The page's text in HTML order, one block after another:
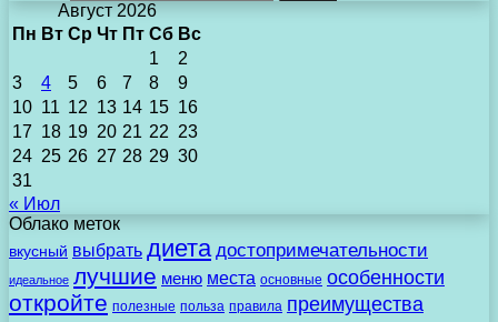
Август 2026
Пн Вт Ср Чт Пт Сб Вс
1
2
3
4 5 6 7 8
9
10 11 12 13 14 15 16
17 18 19 20 21 22 23
24 25 26 27 28 29 30
31
« Июл
Облако меток
вкусный выбрать диета достопримечательности
идеальное лучшие меню места основные особенности
откройте полезные польза правила преимущества